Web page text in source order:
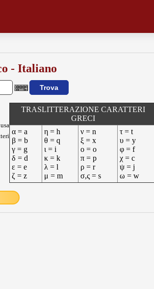
- Italiano
TRASLITTERAZIONE CARATTERI
GRECI
α = a
β = b
γ = g
δ = d
ε = e
ζ = z
η = h
θ = q
ι = i
κ = k
λ = l
μ = m
ν = n
ξ = x
ο = o
π = p
ρ = r
σ,ς = s
τ = t
υ = y
φ = f
χ = c
ψ = j
ω = w